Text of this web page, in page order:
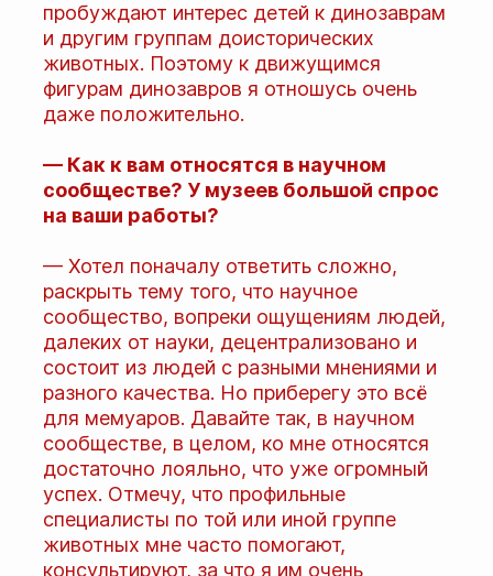
пробуждают интерес детей к динозаврам
и другим группам доисторических
животных. Поэтому к движущимся
фигурам динозавров я отношусь очень
даже положительно.
— Как к вам относятся в научном
сообществе? У музеев большой спрос
на ваши работы?
— Хотел поначалу ответить сложно,
раскрыть тему того, что научное
сообщество, вопреки ощущениям людей,
далеких от науки, децентрализовано и
состоит из людей с разными мнениями и
разного качества. Но приберегу это всё
для мемуаров. Давайте так, в научном
сообществе, в целом, ко мне относятся
достаточно лояльно, что уже огромный
успех. Отмечу, что профильные
специалисты по той или иной группе
животных мне часто помогают,
консультируют, за что я им очень